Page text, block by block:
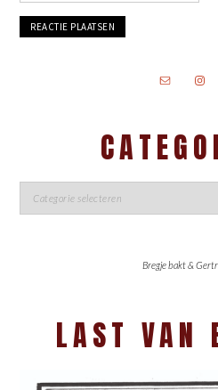
Bregje bakt &
LAST VAN